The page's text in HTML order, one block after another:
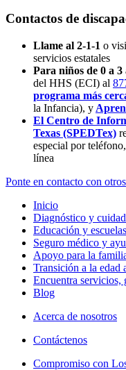
Contactos de
Llame al 2-1-1 o
servicios estatales
Para niños de 0 a 3
del HHS (ECI) al
programa más
la Infancia), y
El Centro de
Texas (SPEDTex)
especial por
línea
Ponte en contacto con
Inicio
Diagnóstico y
Educación y escuelas
Seguro médico y
Apoyo para la
Transición a la edad
Encuentra servicios,
Blog
Acerca de nosotros
Contáctenos
Compromiso con